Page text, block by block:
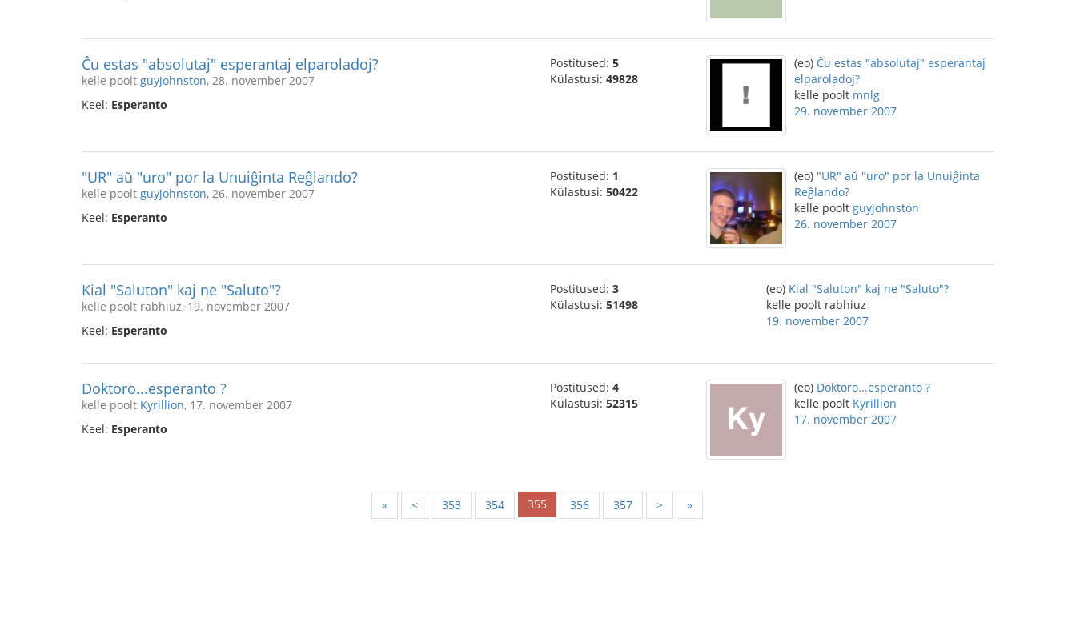
Ĉu estas "absolutaj" esperantaj elparoladoj?
kelle poolt guyjohnston, 28. november 2007
Keel: Esperanto
Postitused: 5
Külastusi: 49828
(eo) Ĉu estas "absolutaj" esperantaj
elparoladoj?
kelle poolt mnlg
29. november 2007
"UR" aŭ "uro" por la Unuiĝinta Reĝlando?
kelle poolt guyjohnston, 26. november 2007
Keel: Esperanto
Postitused: 1
Külastusi: 50422
(eo) "UR" aŭ "uro" por la Unuiĝinta
Reĝlando?
kelle poolt guyjohnston
26. november 2007
Kial "Saluton" kaj ne "Saluto"?
kelle poolt rabhiuz, 19. november 2007
Keel: Esperanto
Postitused: 3
Külastusi: 51498
(eo) Kial "Saluton" kaj ne "Saluto"?
kelle poolt rabhiuz
19. november 2007
Doktoro...esperanto ?
kelle poolt Kyrillion, 17. november 2007
Keel: Esperanto
Postitused: 4
Külastusi: 52315
(eo) Doktoro...esperanto ?
kelle poolt Kyrillion
17. november 2007
« < 353 354 355 356 357 > »